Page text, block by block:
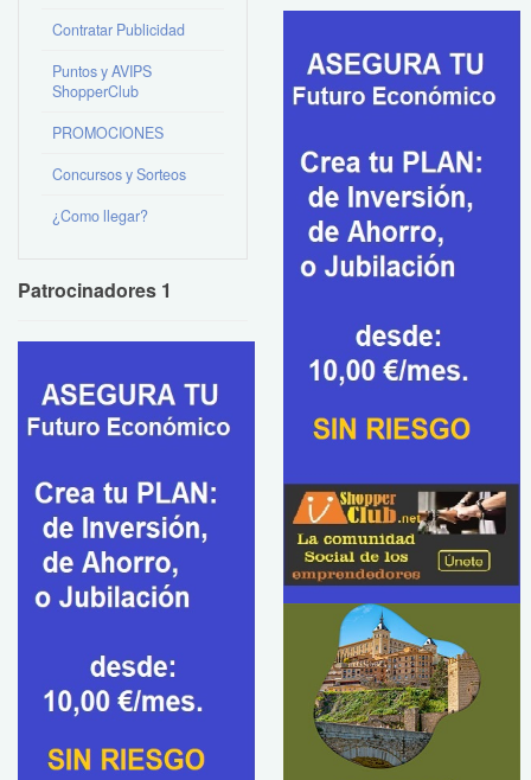
Contratar Publicidad
Puntos y AVIPS
ShopperClub
PROMOCIONES
Concursos y Sorteos
¿Como llegar?
Patrocinadores 1